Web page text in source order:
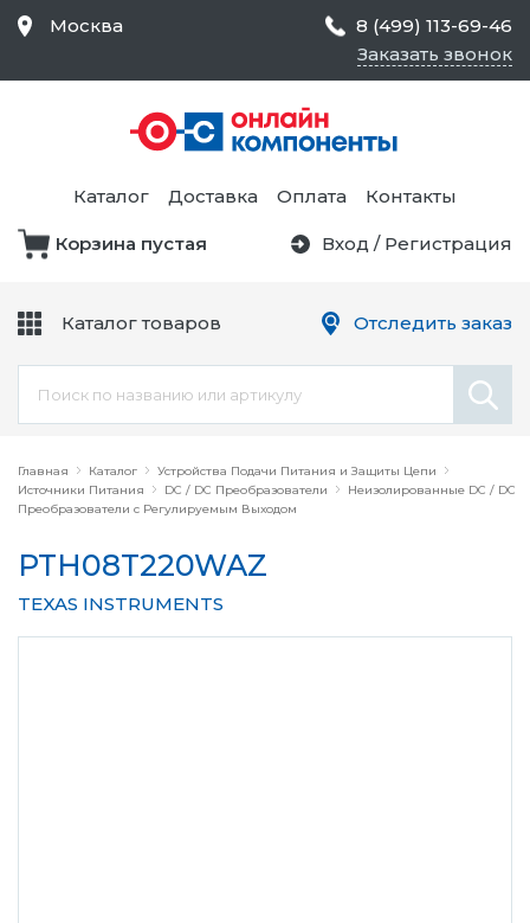
Главная Каталог
Устройства Подачи Питания и Защиты Цепи
Источники Питания
DC / DC Преобразователи
Неизолированные DC / DC
Преобразователи с Регулируемым Выходом
PTH08T220WAZ
TEXAS INSTRUMENTS
Москва
8 (499) 113-69-46
Заказать звонок
Каталог Доставка Оплата Контакты
Корзина пустая Вход / Регистрация
Каталог товаров
Средства Контроля
Статического
Электричества и
Безопасности,
Товары для Чистых
Цепи
Оборудование
Отследить заказ